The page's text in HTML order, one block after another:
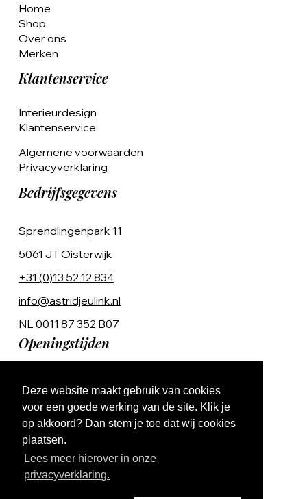
Deze website maakt gebruik van cookies
voor een goede werking van de site. Klik je
op akkoord? Dan stem je toe dat wij cookies
plaatsen.
Lees meer hierover in onze
privacyverklaring.
Home
Shop
Over ons
Merken
Klantenservice
Interieurdesign
Klantenservice
Algemene voorwaarden
Privacyverklaring
Bedrijfsgegevens
Sprendlingenpark 11
5061 JT Oisterwijk
+31 (0)13 52 12 834
info@astridjeulink.nl
NL 0011 87 352 B07
Openingstijden
Ma t/m Vr 9:00 - 17:00